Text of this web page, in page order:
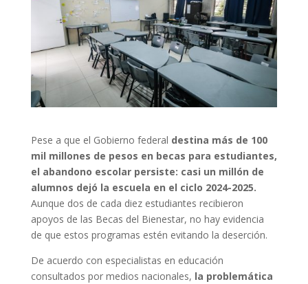
Pese a que el Gobierno federal destina más de 100
mil millones de pesos en becas para estudiantes,
el abandono escolar persiste: casi un millón de
alumnos dejó la escuela en el ciclo 2024-2025.
Aunque dos de cada diez estudiantes recibieron
apoyos de las Becas del Bienestar, no hay evidencia
de que estos programas estén evitando la deserción.
De acuerdo con especialistas en educación
consultados por medios nacionales, la problemática